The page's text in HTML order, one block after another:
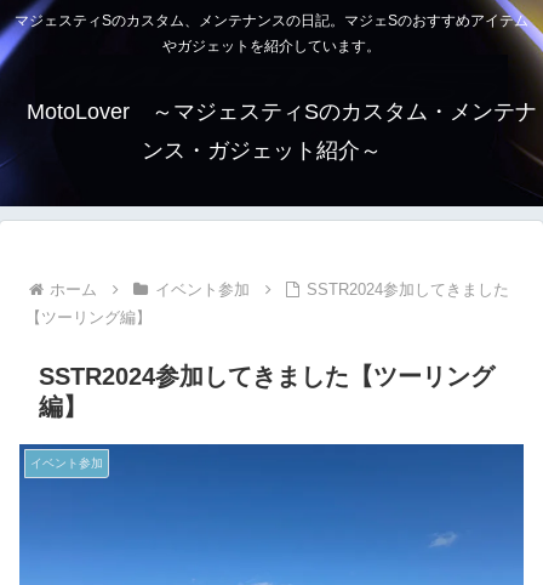
マジェスティSのカスタム、メンテナンスの日記。マジェSのおすすめアイテム
やガジェットを紹介しています。
MotoLover ～マジェスティSのカスタム・メンテナ
ンス・ガジェット紹介～
ホーム イベント参加
SSTR2024参加してきました
【ツーリング編】
SSTR2024参加してきました【ツーリング
編】
イベント参加